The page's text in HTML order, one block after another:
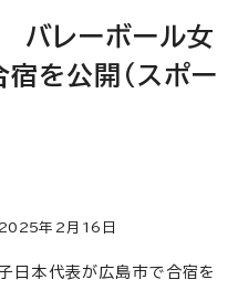
レーボール女
を公開（スポー
2025年2月 16 日
日本代表が広島市で合宿を